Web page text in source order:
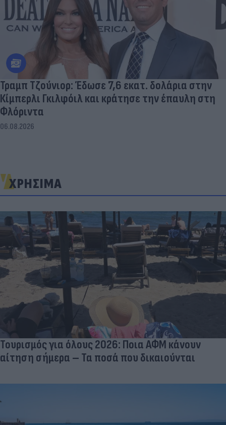
Τραμπ Τζούνιορ: Έδωσε 7,6 εκατ. δολάρια στην
Κίμπερλι Γκιλφόιλ και κράτησε την έπαυλη στη
Φλόριντα
06.08.2026
ΧΡΗΣΙΜΑ
Τουρισμός για όλους 2026: Ποια ΑΦΜ κάνουν
αίτηση σήμερα – Τα ποσά που δικαιούνται